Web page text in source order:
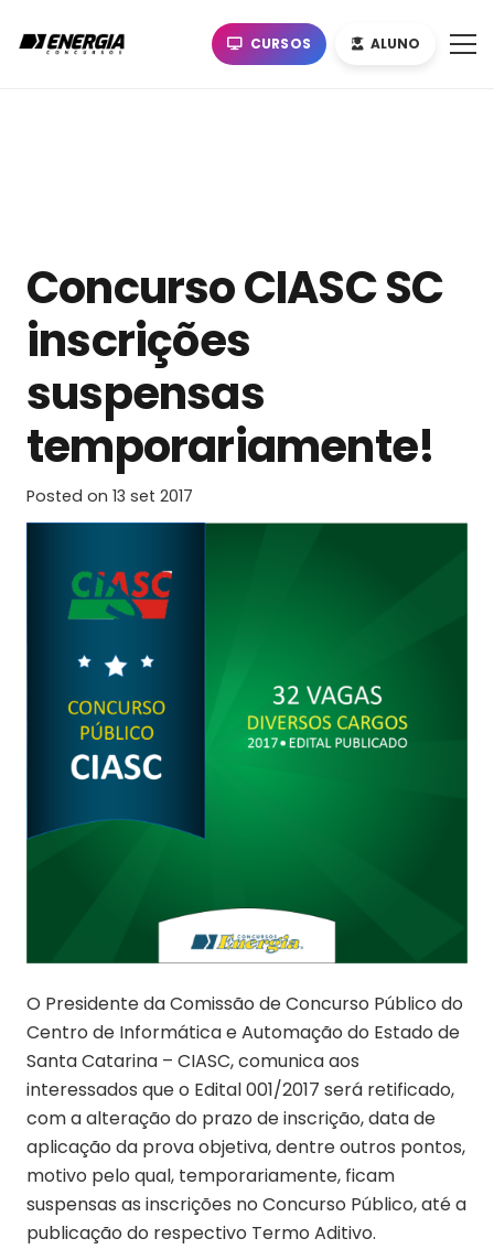
CURSOS ALUNO
Concurso CIASC SC
inscrições
suspensas
temporariamente!
Posted on 13 set 2017
O Presidente da Comissão de Concurso Público do
Centro de Informática e Automação do Estado de
Santa Catarina – CIASC, comunica aos
interessados que o Edital 001/2017 será retificado,
com a alteração do prazo de inscrição, data de
aplicação da prova objetiva, dentre outros pontos,
motivo pelo qual, temporariamente, ficam
suspensas as inscrições no Concurso Público, até a
publicação do respectivo Termo Aditivo.